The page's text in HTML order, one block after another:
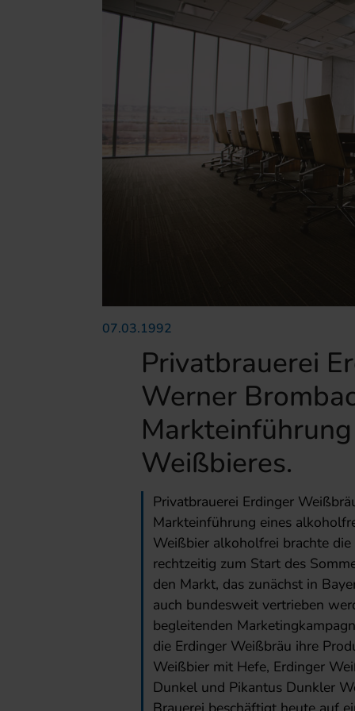
07.03.1992
Privatbrauerei
Werner
Weißbieres.
Privatbrauerei Erdinger
Markteinführung eines
Weißbier alkoholfrei brachte
rechtzeitig zum Start des
den Markt, das zunächst in
auch bundesweit vertrieben
begleitenden
die Erdinger Weißbräu ihre
Weißbier mit Hefe, Erdinger
Dunkel und Pikantus Dunkler